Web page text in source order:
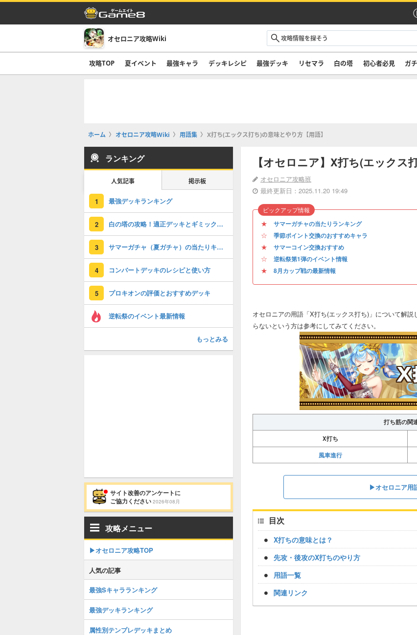
オセロニア攻略Wiki
攻略TOP 夏イベント 最強キャラ デッキレシピ 最強デッキ リセマラ 白の塔 初心者必見 ガ
ホーム オセロニア攻略Wiki 用語集 X打ち(エックス打ち)の意味とやり方【用語】
【オセロニア】X打ち(エックス
オセロニア攻略班
最終更新日：2025.11.20 19:49
★ サマーガチャの当たりランキング
☆ 季節ポイント交換のおすすめキャラ
★ サマーコイン交換おすすめ
☆ 逆転祭第1弾のイベント情報
★ 8月カップ戦の最新情報
ピックアップ情報
オセロニアの用語「X打ち(エックス打ち)」について解
らないという方は参考にしてみてください。
打ち筋の関
X打ち
風車進行
▶オセロニア用
目次
X打ちの意味とは？
先攻・後攻のX打ちのやり方
用語一覧
関連リンク
ランキング
人気記事 掲示板
1 最強デッキランキング
2 白の塔の攻略！適正デッキとギミック一覧
3 サマーガチャ（夏ガチャ）の当たりキャラとイベント情報
4 コンバートデッキのレシピと使い方
5 プロキオンの評価とおすすめデッキ
逆転祭のイベント最新情報
もっとみる
サイト改善のアンケートに
ご協力ください 2026年08月
攻略メニュー
▶︎オセロニア攻略TOP
人気の記事
最強Sキャラランキング
最強デッキランキング
属性別テンプレデッキまとめ